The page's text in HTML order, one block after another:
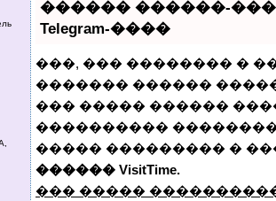
������ ������-
Telegram-����
���, ��� �������� �
������� ������
��� ����� ������
����������
����� ��������� �
������ VisitTime.
��� �����